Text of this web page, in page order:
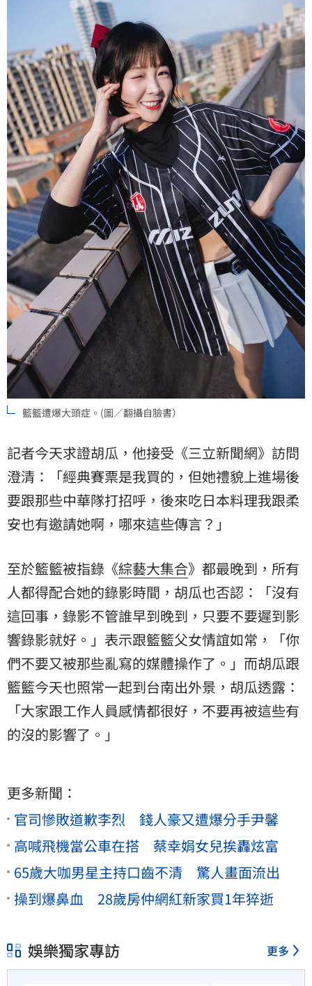
籃籃遭爆大頭症。(圖／翻攝自臉書）
記者今天求證胡瓜，他接受《三立新聞網》訪問
澄清：「經典賽票是我買的，但她禮貌上進場後
要跟那些中華隊打招呼，後來吃日本料理我跟柔
安也有邀請她啊，哪來這些傳言？」
至於籃籃被指錄《綜藝大集合》都最晚到，所有
人都得配合她的錄影時間，胡瓜也否認：「沒有
這回事，錄影不管誰早到晚到，只要不要遲到影
響錄影就好。」表示跟籃籃父女情誼如常，「你
們不要又被那些亂寫的媒體操作了。」而胡瓜跟
籃籃今天也照常一起到台南出外景，胡瓜透露：
「大家跟工作人員感情都很好，不要再被這些有
的沒的影響了。」
更多新聞：
官司慘敗道歉李烈 錢人豪又遭爆分手尹馨
高喊飛機當公車在搭 蔡幸娟女兒挨轟炫富
65歲大咖男星主持口齒不清 驚人畫面流出
操到爆鼻血 28歲房仲網紅新家買1年猝逝
娛樂獨家專訪 更多